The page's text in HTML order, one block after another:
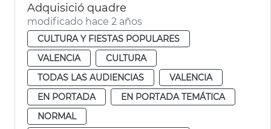
Adquisició quadre
modificado hace 2 años
CULTURA Y FIESTAS POPULARES
VALENCIA
CULTURA
TODAS LAS AUDIENCIAS
VALENCIA
EN PORTADA
EN PORTADA TEMÁTICA
NORMAL